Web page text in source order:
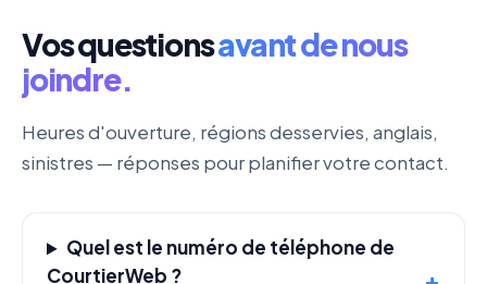
Vos questionsavant de nous
joindre.
Heures d'ouverture, régions desservies, anglais,
sinistres — réponses pour planifier votre contact.
Quel est le numéro de téléphone de
CourtierWeb ?